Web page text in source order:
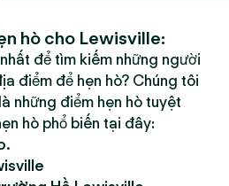
hò cho Lewisville:
để tìm kiếm những người
điểm để hẹn hò? Chúng tôi
những điểm hẹn hò tuyệt
hò phổ biến tại đây: